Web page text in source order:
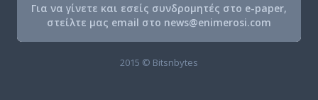
Για να γίνετε και εσείς συνδρομητές στο e-paper,
στείλτε μας email στο news@enimerosi.com
2015 © Bitsnbytes